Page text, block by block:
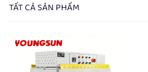
TẤT CẢ SẢN PHẨM